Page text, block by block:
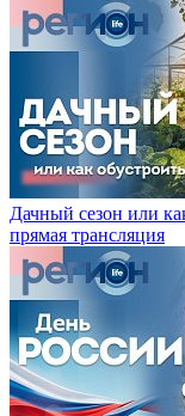
Дачный сезон или
прямая трансляция